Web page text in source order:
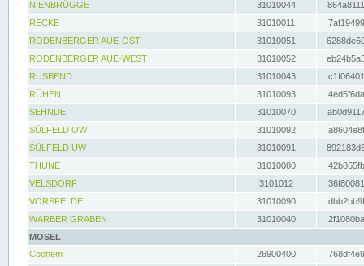
NIENBRÜGGE
31010044
RECKE
31010011
RODENBERGER AUE-OST
31010051
RODENBERGER AUE-WEST
31010052
RUSBEND
31010043
RÜHEN
31010093
SEHNDE
31010070
SÜLFELD OW
31010092
SÜLFELD UW
31010091
THUNE
31010080
VELSDORF
3101012
VORSFELDE
31010090
WARBER GRABEN
31010040
MOSEL
Cochem
26900400